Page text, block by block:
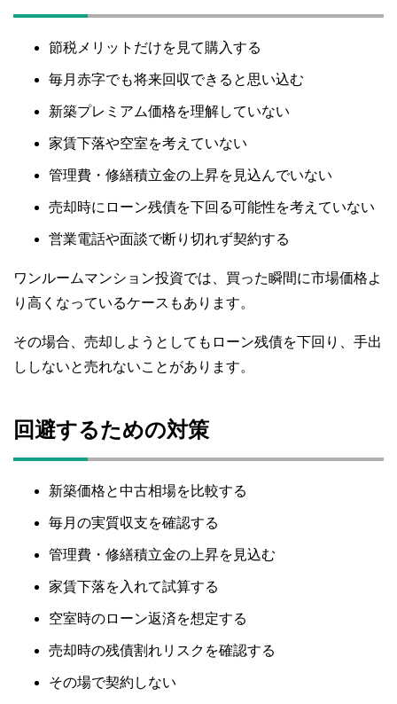
節税メリットだけを見て購入する
毎月赤字でも将来回収できると思い込む
新築プレミアム価格を理解していない
家賃下落や空室を考えていない
管理費・修繕積立金の上昇を見込んでいない
売却時にローン残債を下回る可能性を考えていない
営業電話や面談で断り切れず契約する
ワンルームマンション投資では、買った瞬間に市場価格よ
り高くなっているケースもあります。
その場合、売却しようとしてもローン残債を下回り、手出
ししないと売れないことがあります。
回避するための対策
新築価格と中古相場を比較する
毎月の実質収支を確認する
管理費・修繕積立金の上昇を見込む
家賃下落を入れて試算する
空室時のローン返済を想定する
売却時の残債割れリスクを確認する
その場で契約しない